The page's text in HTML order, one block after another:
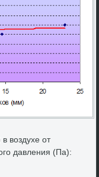
вοздухе от
давления (Па):